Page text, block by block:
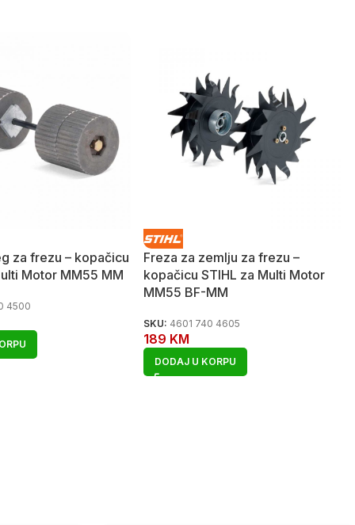
za frezu – kopačicu
Motor MM55 MM
4500
Freza za zemlju za frezu –
kopačicu STIHL za Multi Motor
MM55 BF-MM
SKU: 4601 740 4605
189 KM
DODAJ U KORPU